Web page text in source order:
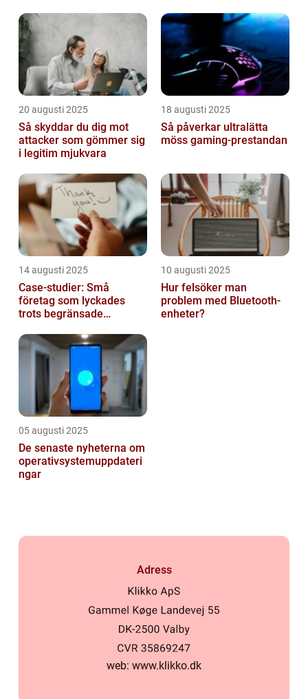
20 augusti 2025
Så skyddar du dig mot
attacker som gömmer sig
i legitim mjukvara
18 augusti 2025
Så påverkar ultralätta
möss gaming-prestandan
14 augusti 2025
Case-studier: Små
företag som lyckades
trots begränsade
10 augusti 2025
Hur felsöker man
problem med Bluetooth-
enheter?
05 augusti 2025
De senaste nyheterna om
operativsystemuppdateri
ngar
Adress
web: www.klikko.dk